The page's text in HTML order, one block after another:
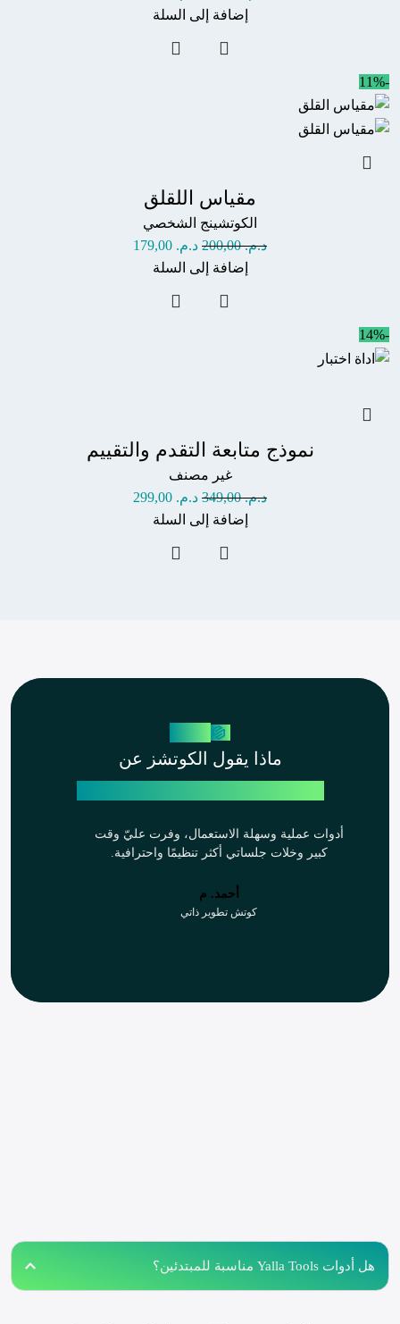
إضافة إلى السلة
-11%
مقياس اللقلق
الكوتشينج الشخصي
د.م.200,00 د.م.
إضافة إلى السلة
-14%
نموذج متابعة التقدم والتقييم
غير مصنف
د.م.349,00 د.م.
إضافة إلى السلة
ماذا يقول الكوتشز عن
أدوات عملية وسهلة الاستعمال، وفرت عليّ وقت
كبير وخلات جلساتي أكثر تنظيمًا واحترافية.
أحمد. م
كوتش تطوير ذاتي
هل أدوات Yalla Tools مناسبة للمبتدئين؟